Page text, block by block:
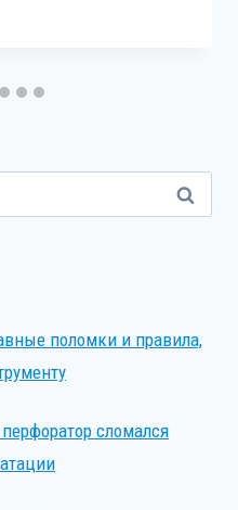
поломки и правила,
сломался